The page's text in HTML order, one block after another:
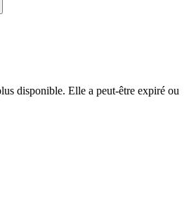
disponible. Elle a peut-être expiré ou